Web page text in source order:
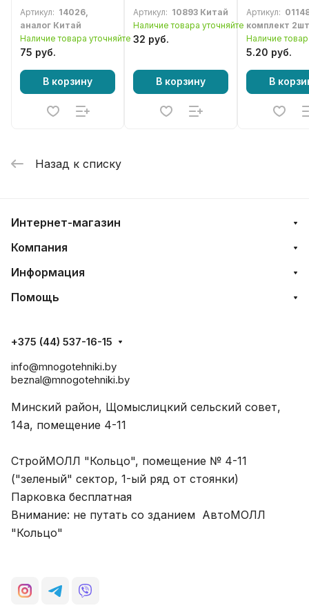
Артикул: 14026,
аналог Китай
Наличие товара уточняйте
75 руб.
В корзину
Ko 38, 42, MaxCut
138, Rebir
Артикул: 10893 Китай
Наличие товара уточняйте
32 руб.
В корзину
15*28*5,
китайской
бензопилы
4500 / 5200
Артикул:
комплект 2шт
Наличие
5.20 руб.
В
Назад к списку
Интернет-магазин
Компания
Информация
Помощь
+375 (44) 537-16-15
info@mnogotehniki.by
beznal@mnogotehniki.by
Минский район, Щомыслицкий сельский совет,
14а, помещение 4-11
СтройМОЛЛ "Кольцо", помещение № 4-11
("зеленый" сектор, 1-ый ряд от стоянки)
Парковка бесплатная
Внимание: не путать со зданием АвтоМОЛЛ
"Кольцо"